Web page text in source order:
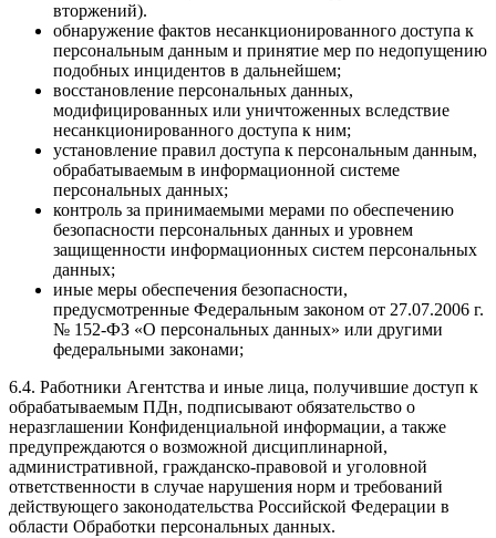
вторжений).
обнаружение фактов несанкционированного доступа к
персональным данным и принятие мер по недопущению
подобных инцидентов в дальнейшем;
восстановление персональных данных,
модифицированных или уничтоженных вследствие
несанкционированного доступа к ним;
установление правил доступа к персональным данным,
обрабатываемым в информационной системе
персональных данных;
контроль за принимаемыми мерами по обеспечению
безопасности персональных данных и уровнем
защищенности информационных систем персональных
данных;
иные меры обеспечения безопасности,
предусмотренные Федеральным законом от 27.07.2006 г.
№ 152-ФЗ «О персональных данных» или другими
федеральными законами;
6.4. Работники Агентства и иные лица, получившие доступ к
обрабатываемым ПДн, подписывают обязательство о
неразглашении Конфиденциальной информации, а также
предупреждаются о возможной дисциплинарной,
административной, гражданско-правовой и уголовной
ответственности в случае нарушения норм и требований
действующего законодательства Российской Федерации в
области Обработки персональных данных.